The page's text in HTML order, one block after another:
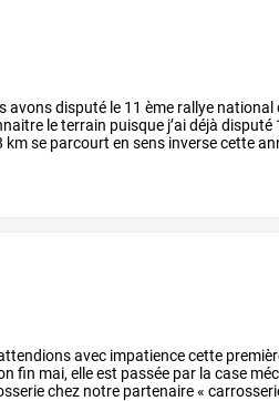
avonsdisputé le 11 ème rallye national
leterrain puisque j’aidéjà disputé
kmse parcourt en sens inversecette
avec impatiencecette
fin mai, elleest passée par la case
chez notre partenaire«